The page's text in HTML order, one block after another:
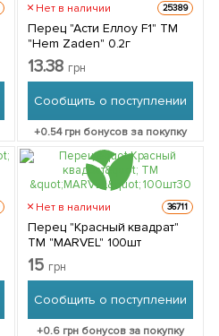
Нет в наличии 25389
Перец "Асти Еллоу F1" ТМ
"Hem Zaden" 0.2г
13.38 грн
Сообщить о поступлении
+0.54грн бонусов за покупку
Нет в наличии 36711
Перец "Красный квадрат"
ТМ "MARVEL" 100шт
15 грн
Сообщить о поступлении
+0.6грн бонусов за покупку